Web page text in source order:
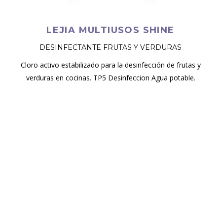
LEJIA MULTIUSOS SHINE
DESINFECTANTE FRUTAS Y VERDURAS
Cloro activo estabilizado para la desinfección de frutas y
verduras en cocinas. TP5 Desinfeccion Agua potable.